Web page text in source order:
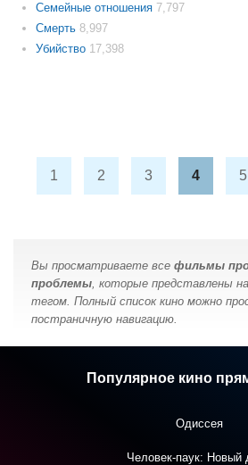
Семейные отношения 7,797
Смерть 8,997
Убийство 17,398
1 2 3 4 5
Вы просматриваете все фильмы
проблемы, которые представлены
тегом. Полный список кино можно
постраничную навигацию.
Популярное кино
Одиссея
Человек-паук: Новый